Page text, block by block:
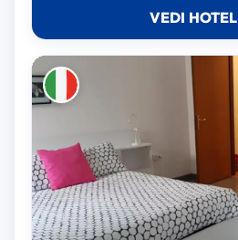
VEDI HOTEL